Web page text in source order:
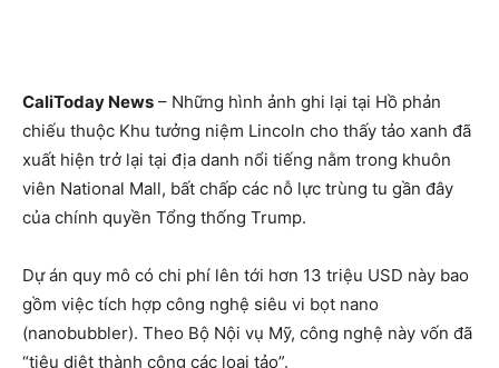
CaliToday News – Những hình ảnh ghi lại tại Hồ phản
chiếu thuộc Khu tưởng niệm Lincoln cho thấy tảo xanh đã
xuất hiện trở lại tại địa danh nổi tiếng nằm trong khuôn
viên National Mall, bất chấp các nỗ lực trùng tu gần đây
của chính quyền Tổng thống Trump.
Dự án quy mô có chi phí lên tới hơn 13 triệu USD này bao
gồm việc tích hợp công nghệ siêu vi bọt nano
(nanobubbler). Theo Bộ Nội vụ Mỹ, công nghệ này vốn đã
“tiêu diệt thành công các loại tảo”.